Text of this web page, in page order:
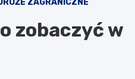
ZAGRANICZNE
zobaczyć w